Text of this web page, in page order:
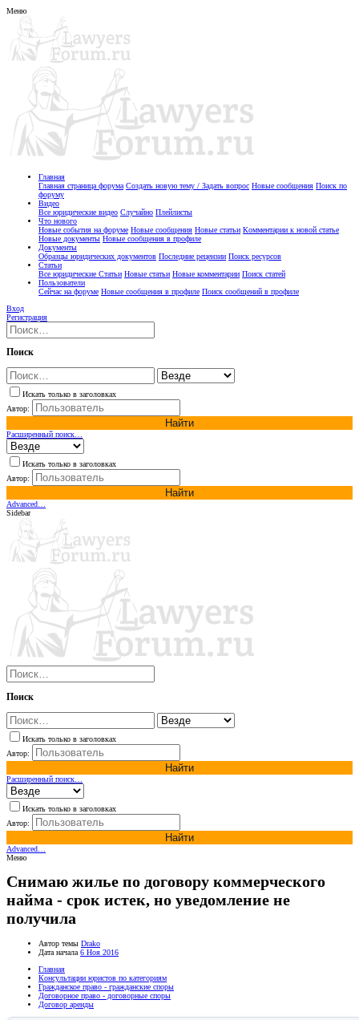
Меню
Главная
Главная страница форума Создать новую тему / Задать вопрос Новые сообщения Поиск по
форуму
Видео
Все юридические видео Случайно Плейлисты
Что нового
Новые события на форуме Новые сообщения Новые статьи Комментарии к новой статье
Новые документы Новые сообщения в профиле
Документы
Образцы юридических документов Последние рецензии Поиск ресурсов
Статьи
Все юридические Статьи Новые статьи Новые комментарии Поиск статей
Пользователи
Сейчас на форуме Новые сообщения в профиле Поиск сообщений в профиле
Вход
Регистрация
Поиск
Искать только в заголовках
Автор:
Найти
Расширенный поиск…
Искать только в заголовках
Автор:
Найти
Advanced…
Sidebar
Поиск
Искать только в заголовках
Автор:
Найти
Расширенный поиск…
Искать только в заголовках
Автор:
Найти
Advanced…
Меню
Снимаю жилье по договору коммерческого
найма - срок истек, но уведомление не
получила
Автор темы Drako
Дата начала 6 Ноя 2016
Главная
Консультации юристов по категориям
Гражданское право - гражданские споры
Договорное право - договорные споры
Договор аренды